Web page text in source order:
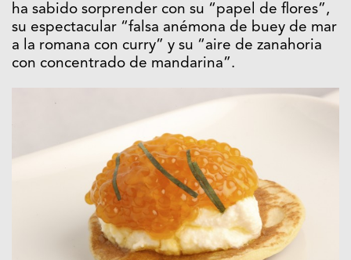
ha sabido sorprender con su “papel de flores”,
su espectacular “falsa anémona de buey de mar
a la romana con curry” y su “aire de zanahoria
con concentrado de mandarina”.